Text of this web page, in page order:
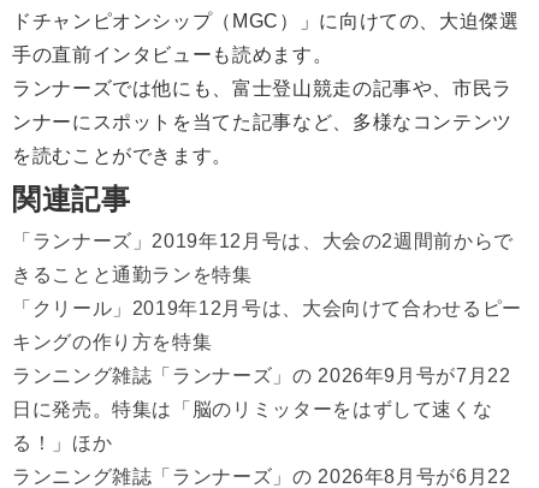
ドチャンピオンシップ（MGC）」に向けての、大迫傑選
手の直前インタビューも読めます。
ランナーズでは他にも、富士登山競走の記事や、市民ラ
ンナーにスポットを当てた記事など、多様なコンテンツ
を読むことができます。
関連記事
「ランナーズ」2019年12月号は、大会の2週間前からで
きることと通勤ランを特集
「クリール」2019年12月号は、大会向けて合わせるピー
キングの作り方を特集
ランニング雑誌「ランナーズ」の 2026年9月号が7月22
日に発売。特集は「脳のリミッターをはずして速くな
る！」ほか
ランニング雑誌「ランナーズ」の 2026年8月号が6月22